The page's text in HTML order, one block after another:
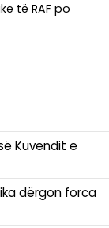
të RAF po
Kuvendit e
dërgon forca